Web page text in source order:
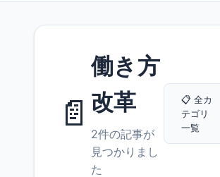
📄
働き方
改革
2件の記事が
見つかりまし
た
📋 全カ
テゴリ
一覧